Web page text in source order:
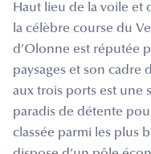
Haut lieu de la voile et
la célèbre course du
d’Olonne est réputée
paysages et son cadre
aux trois ports est une
paradis de détente
classée parmi les plus